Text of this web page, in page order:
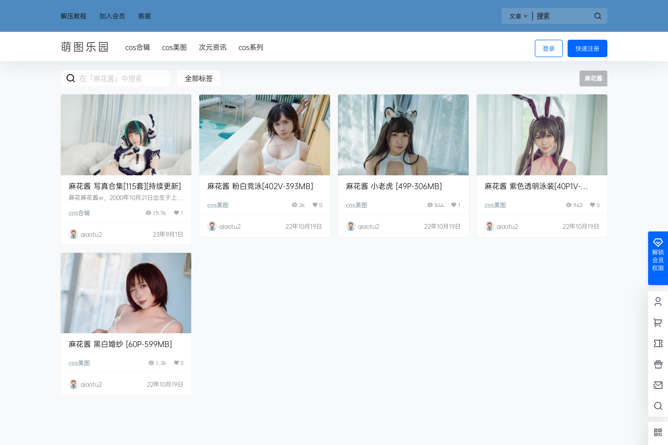
解压教程 加入会员 客服 文章
萌图乐园 登录 快速注册
cos合辑 cos美图 次元资讯 cos系列
全部标签 麻花酱
麻花酱 写真合集[115套][持续更新]
麻花麻花酱w，2000年10月21日出生于上
动漫博宔，目前在围脖平台粉丝量已有34.4
小姐姐在2015年上大学期间便进入了cos圈
子，因为喜欢裘.
cos合辑 15.7k 1
qiaotu2 23年9月1日
麻花酱 粉白竞泳[402V-393MB]
cos美图 2k 0
qiaotu2 22年10月19日
麻花酱 小老虎 [49P-306MB]
cos美图 844 1
qiaotu2 22年10月19日
麻花酱 紫色透明泳装[40P1V-
cos美图 943 0
qiaotu2 22年10月19日
麻花酱 黑白婚纱 [60P-599MB]
cos美图 1.3k 0
qiaotu2 22年10月19日
解锁
会员
权限